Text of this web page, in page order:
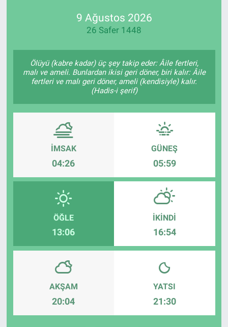
9 Ağustos 2026
26 Safer 1448
Ölüyü (kabre kadar) üç şey takip eder: Âile fertleri,
malı ve ameli. Bunlardan ikisi geri döner, biri kalır: Âile
fertleri ve malı geri döner, ameli (kendisiyle) kalır.
(Hadis-i şerif)
İMSAK
04:26
GÜNEŞ
05:59
ÖĞLE
13:06
İKINDI
16:54
AKŞAM
20:04
YATSI
21:30